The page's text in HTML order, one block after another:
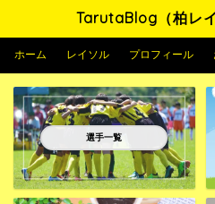
TarutaBlog（柏レ
ホーム レイソル プロフィール
選手一覧